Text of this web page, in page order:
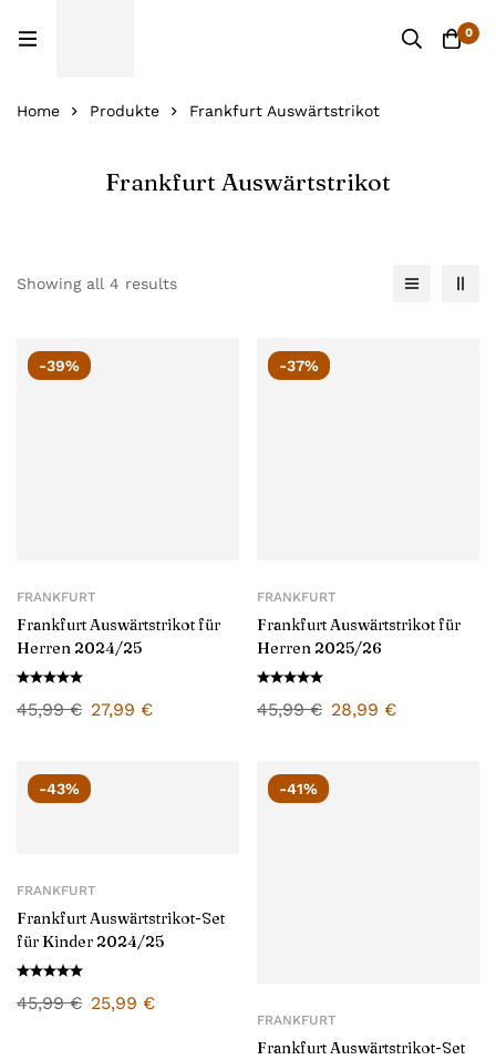
0
Home Produkte Frankfurt Auswärtstrikot
Frankfurt Auswärtstrikot
Showing all 4 results
-39%
FRANKFURT
Frankfurt Auswärtstrikot für
Herren 2024/25
45,99€ 27,99 €
-37%
FRANKFURT
Frankfurt Auswärtstrikot für
Herren 2025/26
45,99€ 28,99 €
-43%
FRANKFURT
Frankfurt Auswärtstrikot-Set
für Kinder 2024/25
45,99€ 25,99 €
-41%
FRANKFURT
Frankfurt Auswärtstrikot-Set